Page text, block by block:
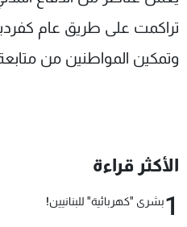
تراكمت على طريق عام
وتمكين المواطنين من
الأكثر قراءة
1بشرى "كهربائية" للبنانيين!
شاهد البرامج
الترددات